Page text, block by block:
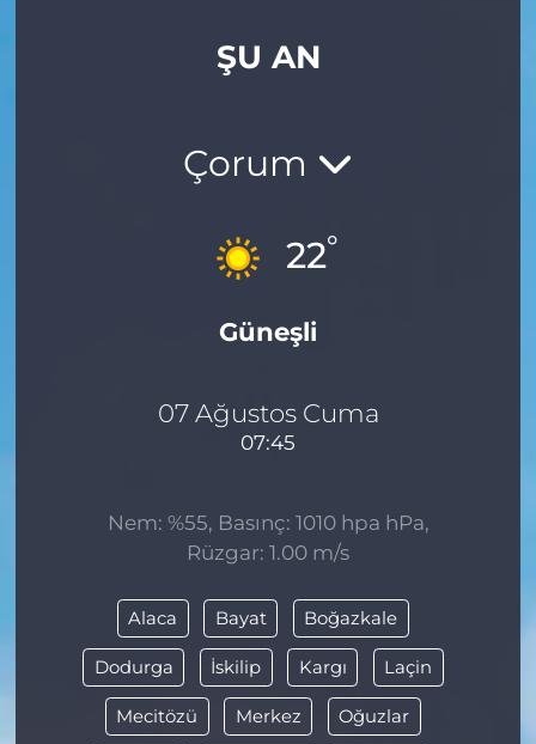
ŞU AN
Çorum
22°
Güneşli
07 Ağustos Cuma
07:45
Nem: %55, Basınç: 1010 hpa hPa,
Rüzgar: 1.00 m/s
Alaca Bayat Boğazkale
Dodurga İskilip Kargı Laçin
Mecitözü Merkez Oğuzlar